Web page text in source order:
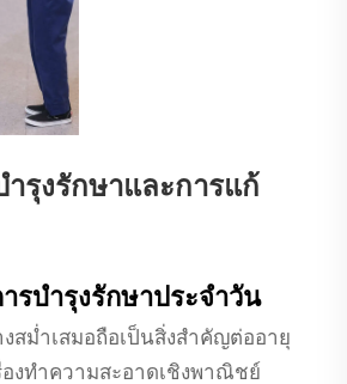
ำรุงรักษาและการแก้
รบำรุงรักษาประจำวัน
สม่ำเสมอถือเป็นสิ่งสำคัญต่ออายุ
องทำความสะอาดเชิงพาณิชย์